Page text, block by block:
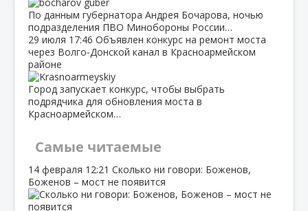
По данным губернатора Андрея Бочарова, ночью
подразделения ПВО Минобороны России…
29 июля 17:46 Объявлен конкурс на ремонт моста
через Волго‑Донской канал в Красноармейском
районе
Город запускает конкурс, чтобы выбрать
подрядчика для обновления моста в
Красноармейском…
Самые читаемые
14 февраля 12:21 Сколько ни говори: Боженов,
Боженов – мост не появится